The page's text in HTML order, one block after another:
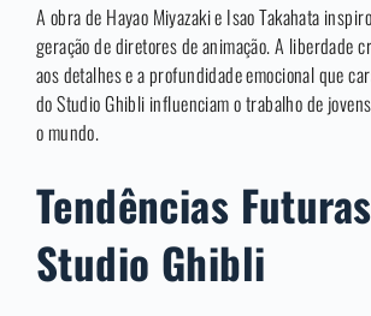
A obra de Hayao Miyazaki e Isao Takahata
geração de diretores de animação. A liberdade
aos detalhes e a profundidade emocional que
do Studio Ghibli influenciam o trabalho de
o mundo.
Tendências
Studio Ghibli